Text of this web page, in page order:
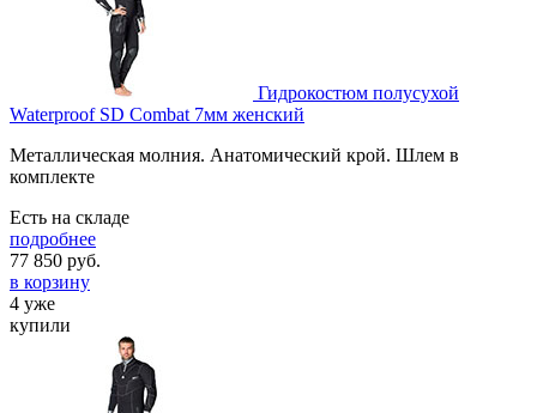
Гидрокостюм полусухой
Waterproof SD Combat 7мм женский
Металлическая молния. Анатомический крой. Шлем в
комплекте
Есть на складе
подробнее
77 850 руб.
в корзину
4 уже
купили